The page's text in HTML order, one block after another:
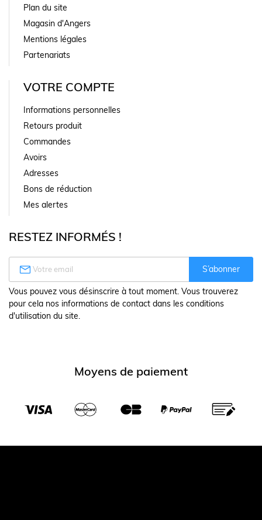
Plan du site
Magasin d'Angers
Mentions légales
Partenariats
VOTRE COMPTE
Informations personnelles
Retours produit
Commandes
Avoirs
Adresses
Bons de réduction
Mes alertes
RESTEZ INFORMÉS !
 S’abonner
Vous pouvez vous désinscrire à tout moment. Vous trouverez
pour cela nos informations de contact dans les conditions
d'utilisation du site.
Moyens de paiement
Transporteurs partenaires